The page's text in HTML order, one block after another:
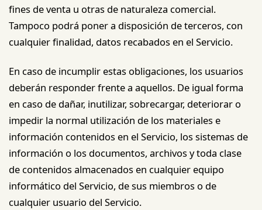
fines de venta u otras de naturaleza comercial.
Tampoco podrá poner a disposición de terceros, con
cualquier finalidad, datos recabados en el Servicio.
En caso de incumplir estas obligaciones, los usuarios
deberán responder frente a aquellos. De igual forma
en caso de dañar, inutilizar, sobrecargar, deteriorar o
impedir la normal utilización de los materiales e
información contenidos en el Servicio, los sistemas de
información o los documentos, archivos y toda clase
de contenidos almacenados en cualquier equipo
informático del Servicio, de sus miembros o de
cualquier usuario del Servicio.